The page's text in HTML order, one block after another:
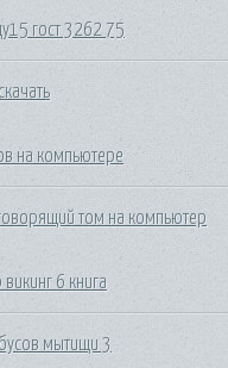
гост 3262 75
на компьютере
том на компьютер
6 книга
мытищи 3